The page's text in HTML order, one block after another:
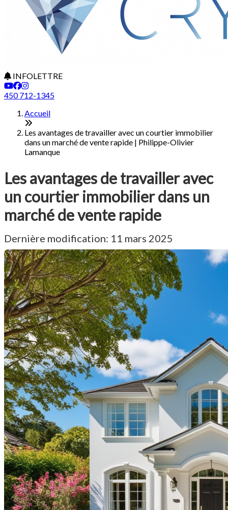
INFOLETTRE
450 712-1345
Accueil
Les avantages de travailler avec un courtier immobilier
dans un marché de vente rapide | Philippe-Olivier
Lamanque
Les avantages de travailler avec
un courtier immobilier dans un
marché de vente rapide
Dernière modification: 11 mars 2025